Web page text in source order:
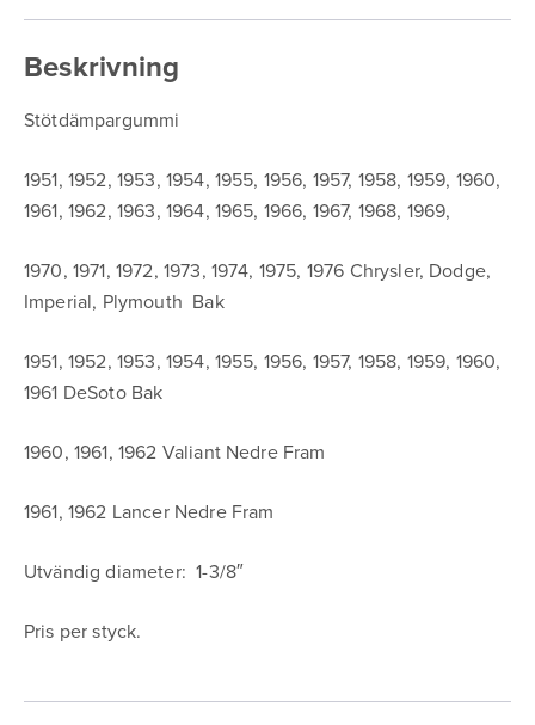
Beskrivning
Stötdämpargummi
1951, 1952, 1953, 1954, 1955, 1956, 1957, 1958, 1959, 1960,
1961, 1962, 1963, 1964, 1965, 1966, 1967, 1968, 1969,
1970, 1971, 1972, 1973, 1974, 1975, 1976 Chrysler, Dodge,
Imperial, Plymouth Bak
1951, 1952, 1953, 1954, 1955, 1956, 1957, 1958, 1959, 1960,
1961 DeSoto Bak
1960, 1961, 1962 Valiant Nedre Fram
1961, 1962 Lancer Nedre Fram
Utvändig diameter: 1-3/8″
Pris per styck.